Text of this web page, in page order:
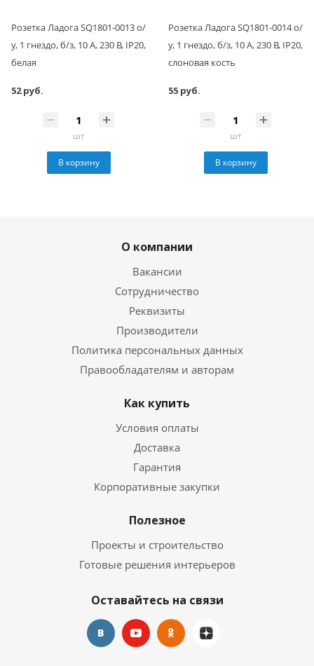
Розетка Ладога SQ1801-0013 о/
у, 1 гнездо, б/з, 10 А, 230 В, IP20,
белая
52 руб.
шт
В корзину
Розетка Ладога SQ1801-0014 о/
у, 1 гнездо, б/з, 10 А, 230 В, IP20,
слоновая кость
55 руб.
шт
В корзину
О компании
Вакансии
Сотрудничество
Реквизиты
Производители
Политика персональных данных
Правообладателям и авторам
Как купить
Условия оплаты
Доставка
Гарантия
Корпоративные закупки
Полезное
Проекты и строительство
Готовые решения интерьеров
Оставайтесь на связи